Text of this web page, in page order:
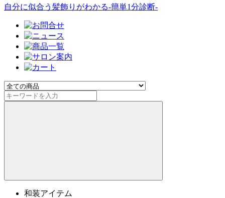
自分に似合う髪飾りがわかる-簡単1分診断-
和装アイテム